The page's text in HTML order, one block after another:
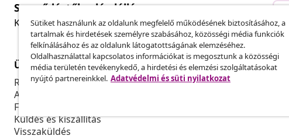
Szerződéstől való elállás
Küldj be egy rendelés lemondására vonatkozó kérelmet.
Ügyfélszolgálat
Rendelés nyomon követése
A fiókom
Fizetés
Küldés és kiszállítás
Visszaküldés
Üzlet
Partnerprogram
Sütiket használunk az oldalunk megfelelő működésének biztosításához, a
tartalmak és hirdetések személyre szabásához, közösségi média funkciók
felkínálásához és az oldalunk látogatottságának elemzéséhez.
Oldalhasználattal kapcsolatos információkat is megosztunk a közösségi
média területén tevékenykedő, a hirdetési és elemzési szolgáltatásokat
nyújtó partnereinkkel. Adatvédelmi és süti nyilatkozat